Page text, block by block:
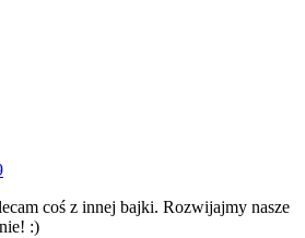
coś z innej bajki. Rozwijajmy nasze
:)